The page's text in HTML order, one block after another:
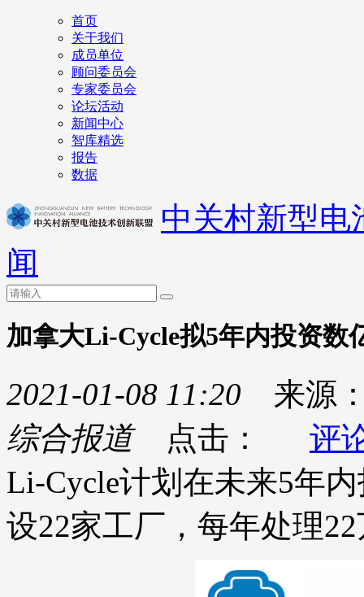
首页
关于我们
成员单位
顾问委员会
专家委员会
论坛活动
新闻中心
智库精选
报告
数据
中关村新型电
闻
加拿大Li-Cycle拟5年内投资数
2021-01-08 11:20 来源
综合报道点击：
评
Li-Cycle计划在未来5年
设22家工厂，每年处理